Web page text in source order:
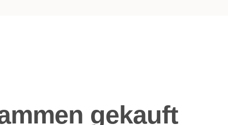
gekauft